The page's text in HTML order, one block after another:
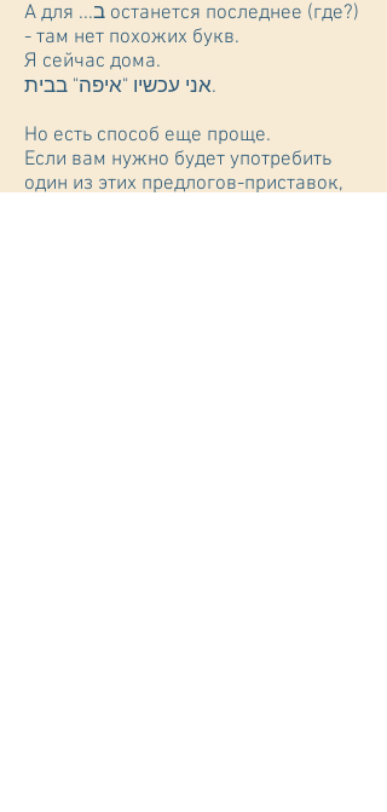
А для ...ב останется последнее (где?)
- там нет похожих букв.
Я сейчас дома.
אני עכשיו "איפה" בבית.
Но есть способ еще проще.
Если вам нужно будет употребить
один из этих предлогов-приставок,